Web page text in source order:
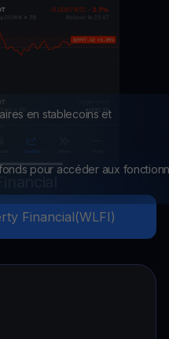
en stablecoins et
pour accéder aux
Financial(WLFI)